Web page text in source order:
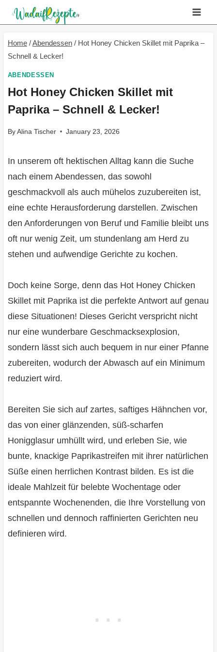
Skip
to
content
Home /Abendessen / Hot Honey Chicken Skillet mit Paprika –
Schnell & Lecker!
ABENDESSEN
Hot Honey Chicken Skillet mit
Paprika – Schnell & Lecker!
ByAlina Tischer January 23, 2026
In unserem oft hektischen Alltag kann die Suche
nach einem Abendessen, das sowohl
geschmackvoll als auch mühelos zuzubereiten ist,
eine echte Herausforderung darstellen. Zwischen
den Anforderungen von Beruf und Familie bleibt uns
oft nur wenig Zeit, um stundenlang am Herd zu
stehen und aufwendige Gerichte zu kochen.
Doch keine Sorge, denn das Hot Honey Chicken
Skillet mit Paprika ist die perfekte Antwort auf genau
diese Situationen! Dieses Gericht verspricht nicht
nur eine wunderbare Geschmacksexplosion,
sondern lässt sich auch bequem in nur einer Pfanne
zubereiten, wodurch der Abwasch auf ein Minimum
reduziert wird.
Bereiten Sie sich auf zartes, saftiges Hähnchen vor,
das von einer glänzenden, süß-scharfen
Honigglasur umhüllt wird, und erleben Sie, wie
bunte, knackige Paprikastreifen mit ihrer natürlichen
Süße einen herrlichen Kontrast bilden. Es ist die
ideale Mahlzeit für belebte Wochentage oder
entspannte Wochenenden, die Ihre Vorstellung von
schnellen und dennoch raffinierten Gerichten neu
definieren wird.